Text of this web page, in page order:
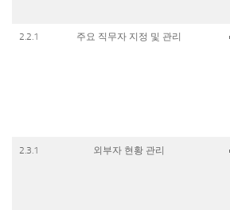
2.2.1 주요 직무자 지정 및 관리
2.3.1 외부자 현황 관리